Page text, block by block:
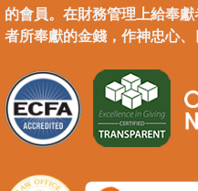
的會員。在財務管理上給奉
者所奉獻的金錢，作神忠心、